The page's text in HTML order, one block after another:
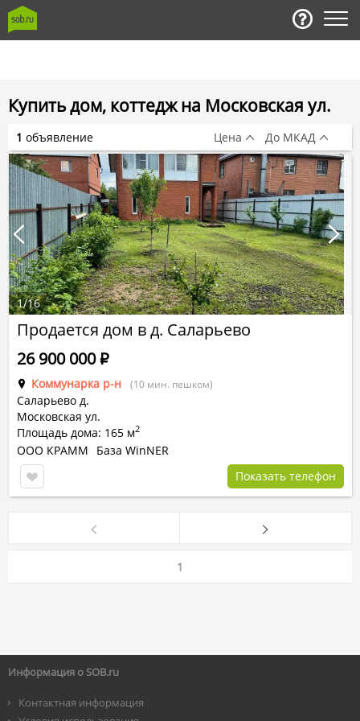
Купить дом, коттедж на Московская ул.
Продается дом в д. Саларьево
Коммунарка р-н (10 мин. пешком)
Саларьево д.
Московская ул.
Площадь дома: 165 м2
26 900 000Р
ООО КРАММ
База WinNER
Показать телефон
1/16
1 объявление Цена До МКАД
1
Информация о SOB.ru
Контактная информация